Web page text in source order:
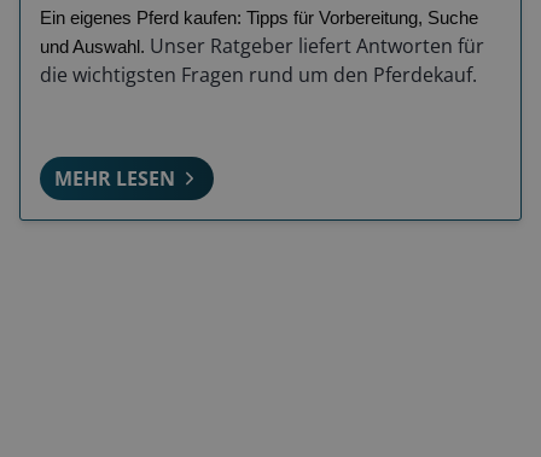
Ein eigenes Pferd kaufen: Tipps für Vorbereitung, Suche
und Auswahl. Unser Ratgeber liefert Antworten für
die wichtigsten Fragen rund um den Pferdekauf.
MEHR LESEN